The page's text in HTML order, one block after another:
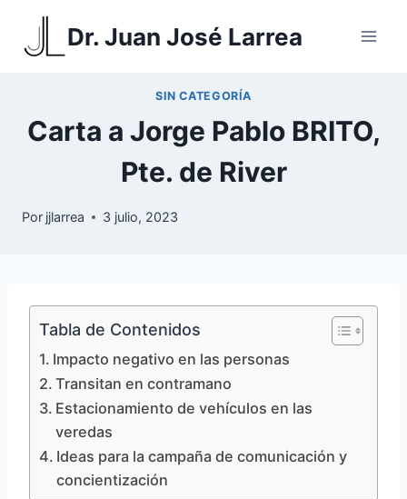
Saltar
Dr. Juan José Larrea
SIN CATEGORÍA
Carta a Jorge Pablo BRITO,
Pte. de River
Por jjlarrea 3 julio, 2023
Tabla de Contenidos
Impacto negativo en las personas
Transitan en contramano
Estacionamiento de vehículos en las
veredas
Ideas para la campaña de comunicación y
concientización